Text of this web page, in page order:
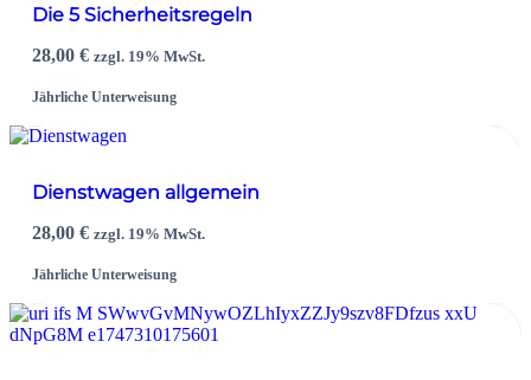
Die 5 Sicherheitsregeln
28,00€ zzgl. 19% MwSt.
Jährliche Unterweisung
Dienstwagen allgemein
28,00€ zzgl. 19% MwSt.
Jährliche Unterweisung